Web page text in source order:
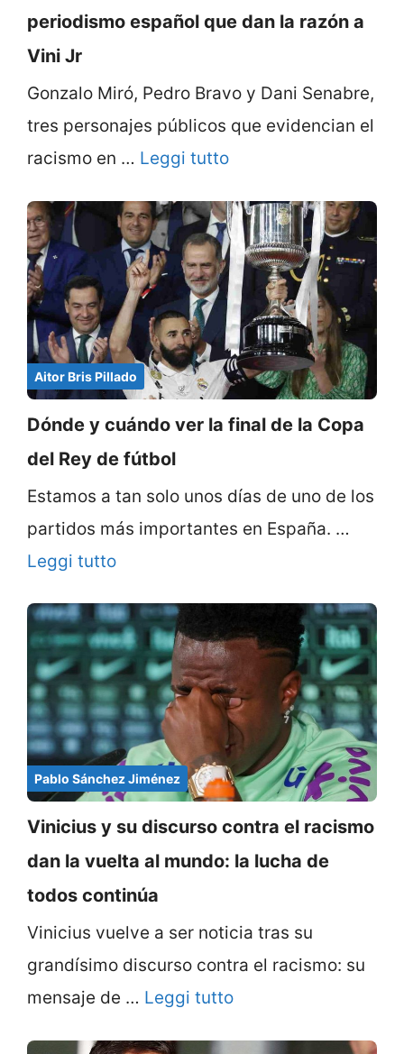
periodismo español que dan la razón a
Vini Jr
Gonzalo Miró, Pedro Bravo y Dani Senabre,
tres personajes públicos que evidencian el
racismo en … Leggi tutto
Aitor Bris Pillado
Dónde y cuándo ver la final de la Copa
del Rey de fútbol
Estamos a tan solo unos días de uno de los
partidos más importantes en España. …
Leggi tutto
Pablo Sánchez Jiménez
Vinicius y su discurso contra el racismo
dan la vuelta al mundo: la lucha de
todos continúa
Vinicius vuelve a ser noticia tras su
grandísimo discurso contra el racismo: su
mensaje de … Leggi tutto